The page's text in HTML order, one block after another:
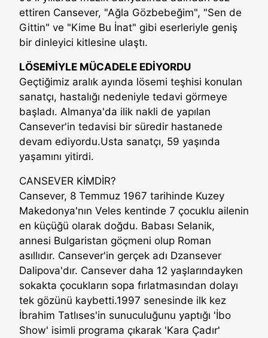
ettiren Cansever, "Ağla Gözbebeğim", "Sen de
Gittin" ve "Kime Bu İnat" gibi eserleriyle geniş
bir dinleyici kitlesine ulaştı.
LÖSEMİYLE MÜCADELE EDİYORDU
Geçtiğimiz aralık ayında lösemi teşhisi konulan
sanatçı, hastalığı nedeniyle tedavi görmeye
başladı. Almanya'da ilik nakli de yapılan
Cansever'in tedavisi bir süredir hastanede
devam ediyordu.Usta sanatçı, 59 yaşında
yaşamını yitirdi.
CANSEVER KİMDİR?
Cansever, 8 Temmuz 1967 tarihinde Kuzey
Makedonya'nın Veles kentinde 7 çocuklu ailenin
en küçüğü olarak doğdu. Babası Selanik,
annesi Bulgaristan göçmeni olup Roman
asıllıdır. Cansever'in gerçek adı Dzansever
Dalipova'dır. Cansever daha 12 yaşlarındayken
sokakta çocukların sopa fırlatmasından dolayı
tek gözünü kaybetti.1997 senesinde ilk kez
İbrahim Tatlıses'in sunuculuğunu yaptığı 'İbo
Show' isimli programa çıkarak 'Kara Çadır'